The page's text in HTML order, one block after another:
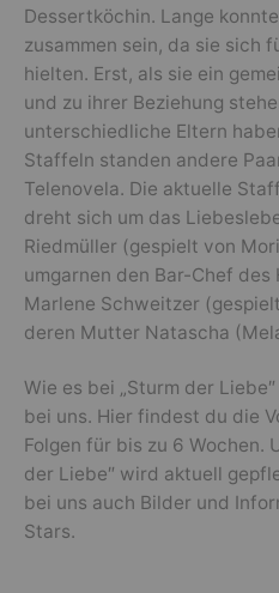
Dessertköchin. Lange
zusammen sein, da sie sich
hielten. Erst, als sie ein
und zu ihrer Beziehung
unterschiedliche Eltern
Staffeln standen andere
Telenovela. Die aktuelle
dreht sich um das
Riedmüller (gespielt von
umgarnen den Bar-Chef
Marlene Schweitzer
deren Mutter Natascha
Wie es bei „Sturm der
bei uns. Hier findest du die
Folgen für bis zu 6 Wochen.
der Liebe″ wird aktuell
bei uns auch Bilder und
Stars.